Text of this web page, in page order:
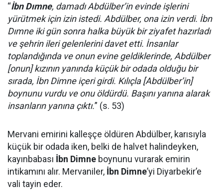
“İbn Dımne, damadı Abdülber’in evinde işlerini
yürütmek için izin istedi. Abdülber, ona izin verdi. İbn
Dımne iki gün sonra halka büyük bir ziyafet hazırladı
ve şehrin ileri gelenlerini davet etti. İnsanlar
toplandığında ve onun evine geldiklerinde, Abdülber
[onun] kızının yanında küçük bir odada olduğu bir
sırada, İbn Dimne içeri girdi. Kılıçla [Abdülber’in]
boynunu vurdu ve onu öldürdü. Başını yanına alarak
insanların yanına çıktı.” (s. 53)
Mervani emirini kalleşçe öldüren Abdülber, karısıyla
küçük bir odada iken, belki de halvet halindeyken,
kayınbabası İbn Dimne boynunu vurarak emirin
intikamını alır. Mervaniler, İbn Dimne’yi Diyarbekir’e
vali tayin eder.